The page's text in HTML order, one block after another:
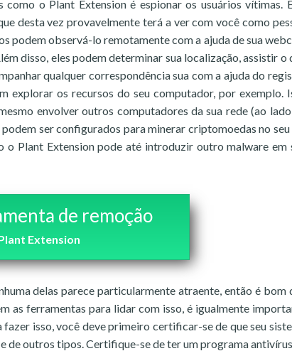
o Plant Extension é espionar os usuários vítimas.
desta vez provavelmente terá a ver com você como
podem observá-lo remotamente com a ajuda de sua
disso, eles podem determinar sua localização, assistir o
qualquer correspondência sua com a ajuda do
explorar os recursos do seu computador, por exemplo.
envolver outros computadores da sua rede (ao
ser configurados para minerar criptomoedas no seu
o Plant Extension pode até introduzir outro malware em
de remoção
Extension
delas parece particularmente atraente, então é bom
as ferramentas para lidar com isso, é igualmente
isso, você deve primeiro certificar-se de que seu
de outros tipos. Certifique-se de ter um programa